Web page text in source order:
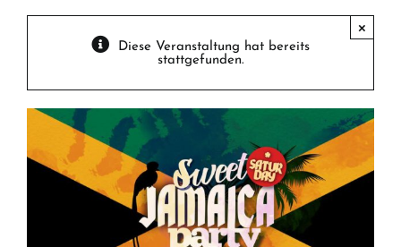
Diese Veranstaltung hat bereits
stattgefunden.
×